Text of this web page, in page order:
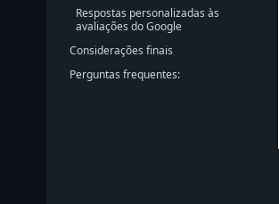
Respostas personalizadas às
avaliações do Google
Considerações finais
Perguntas frequentes: